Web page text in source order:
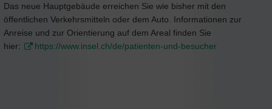
Das neue Hauptgebäude erreichen Sie wie bisher mit den
öffentlichen Verkehrsmitteln oder dem Auto. Informationen zur
Anreise und zur Orientierung auf dem Areal finden Sie
hier:
https://www.insel.ch/de/patienten-und-besucher